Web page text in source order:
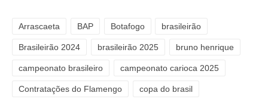
Arrascaeta BAP Botafogo brasileirão
Brasileirão 2024 brasileirão 2025 bruno henrique
campeonato brasileiro campeonato carioca 2025
Contratações do Flamengo copa do brasil